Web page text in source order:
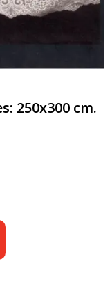
250x300 cm.